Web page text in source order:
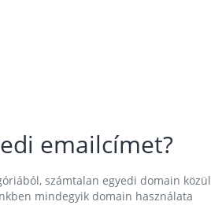
emailcímet?
számtalan egyedi domain közül
mindegyik domain használata